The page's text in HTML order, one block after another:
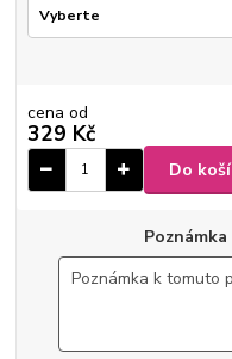
cena od
329 Kč
Do